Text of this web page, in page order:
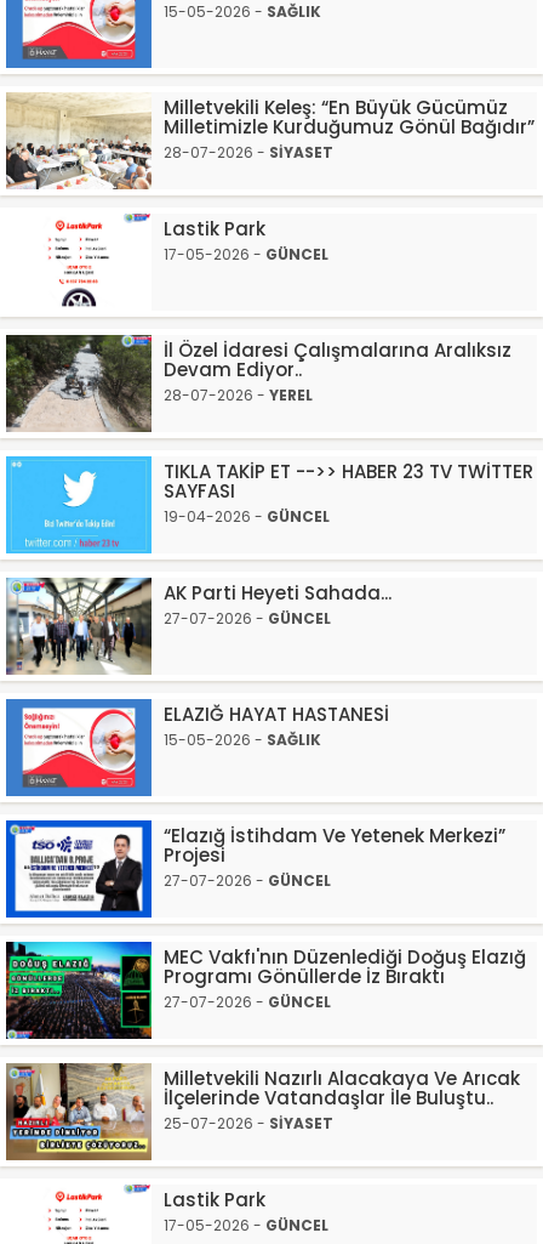
15-05-2026 - SAĞLIK
Milletvekili Keleş: “En Büyük Gücümüz
Milletimizle Kurduğumuz Gönül Bağıdır”
28-07-2026 - SİYASET
Lastik Park
17-05-2026 - GÜNCEL
İl Özel İdaresi Çalışmalarına Aralıksız
Devam Ediyor..
28-07-2026 - YEREL
TIKLA TAKİP ET -->> HABER 23 TV TWİTTER
SAYFASI
19-04-2026 - GÜNCEL
AK Parti Heyeti Sahada...
27-07-2026 - GÜNCEL
ELAZIĞ HAYAT HASTANESİ
15-05-2026 - SAĞLIK
“Elazığ İstihdam Ve Yetenek Merkezi”
Projesi
27-07-2026 - GÜNCEL
MEC Vakfı'nın Düzenlediği Doğuş Elazığ
Programı Gönüllerde İz Bıraktı
27-07-2026 - GÜNCEL
Milletvekili Nazırlı Alacakaya Ve Arıcak
İlçelerinde Vatandaşlar İle Buluştu..
25-07-2026 - SİYASET
Lastik Park
17-05-2026 - GÜNCEL